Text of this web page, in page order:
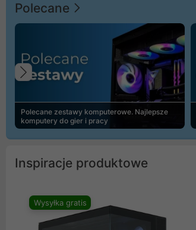
Polecane
Polecane zestawy komputerowe. Najlepsze
komputery do gier i pracy
Poprzedni
Inspiracje produktowe
Wysyłka gratis